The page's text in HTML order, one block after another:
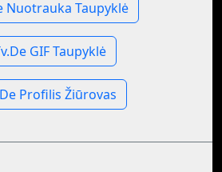
Nuotrauka Taupyklė
GIF Taupyklė
Profilis Žiūrovas